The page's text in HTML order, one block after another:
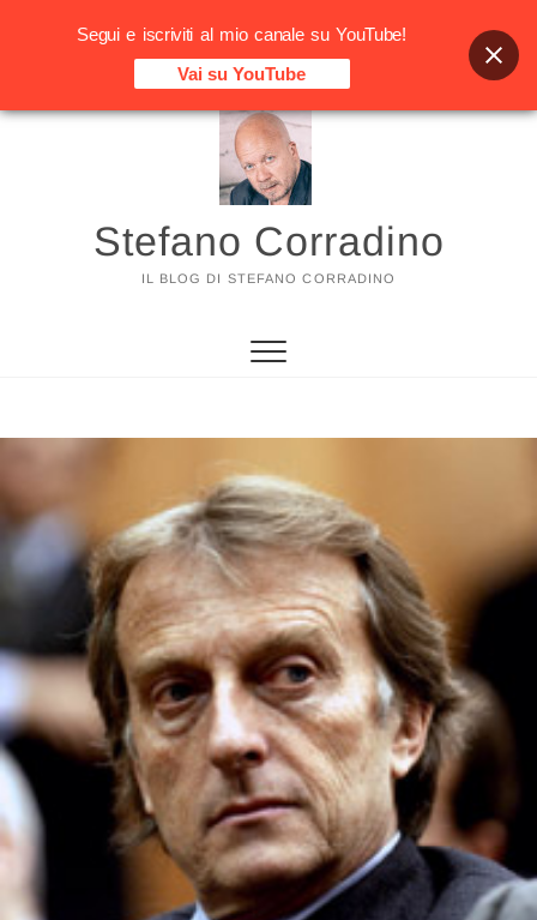
Vai
Stefano Corradino
IL BLOG DI STEFANO CORRADINO
Segui e iscriviti al mio canale su YouTube!
Vai su YouTube